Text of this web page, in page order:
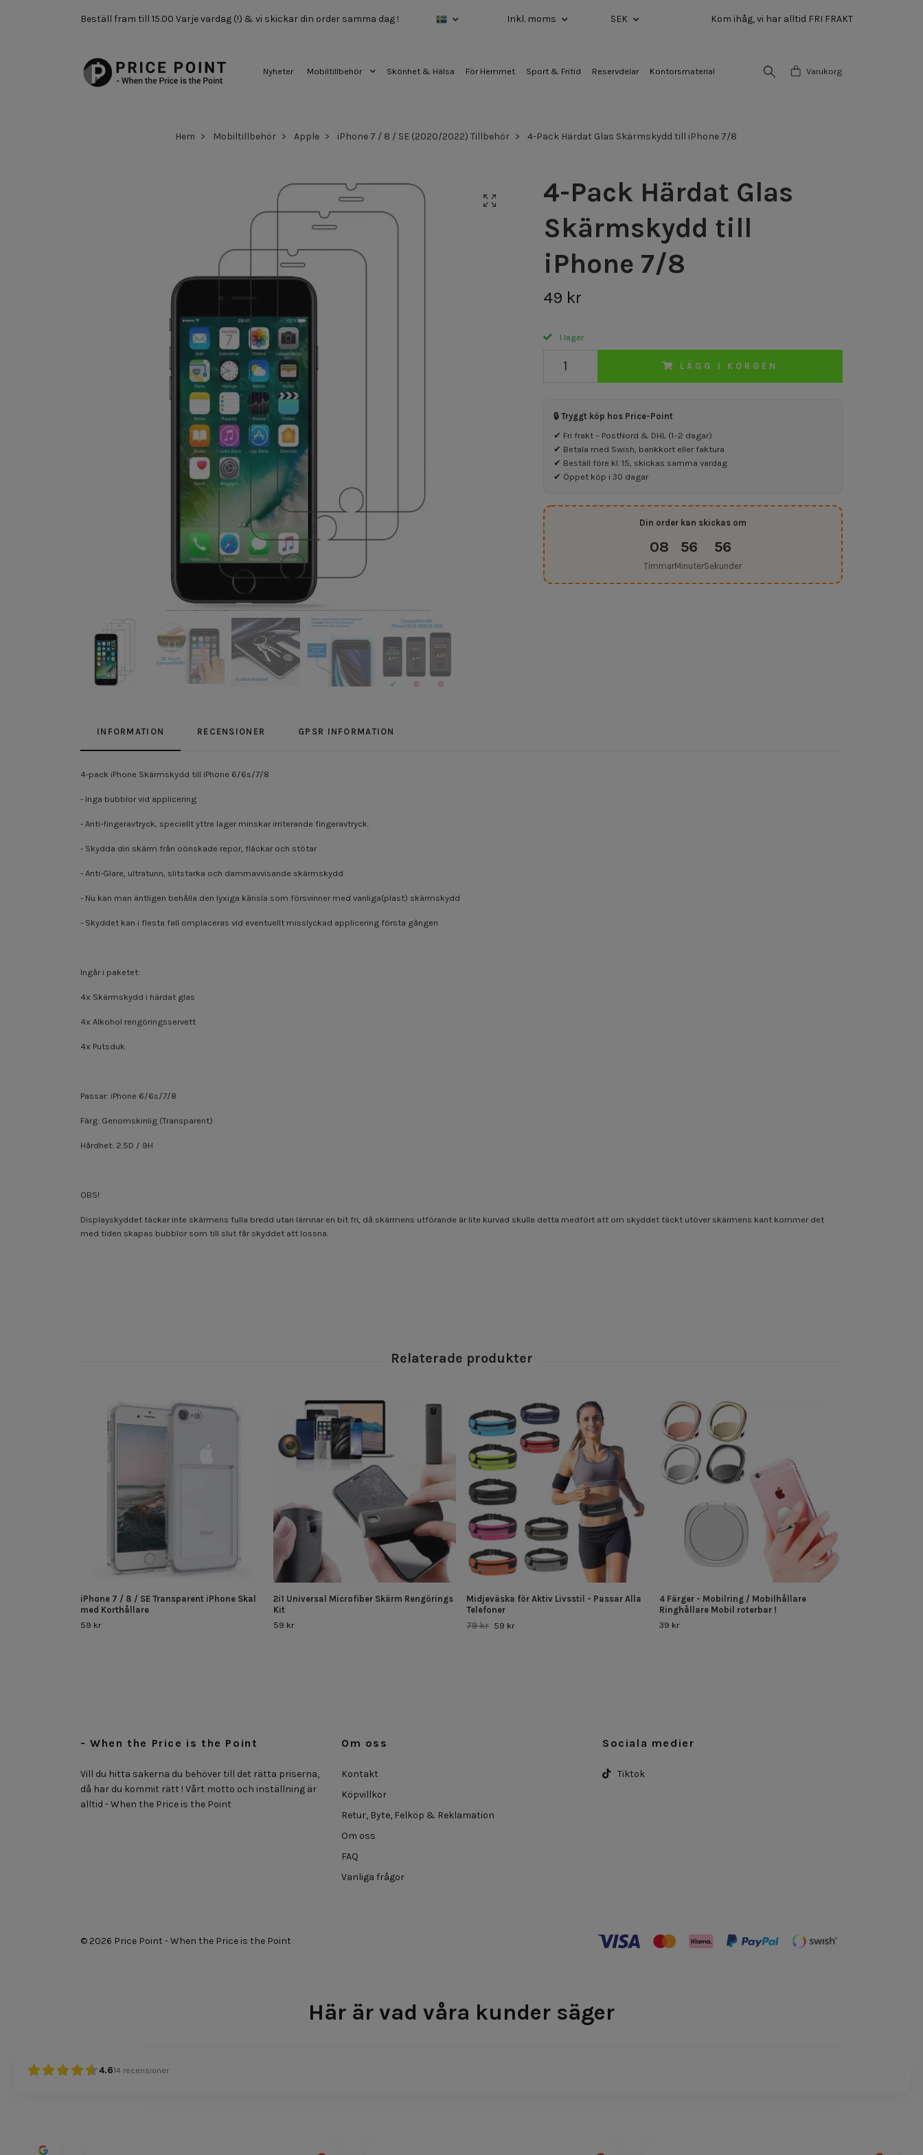
Beställ fram till 15.00 Varje vardag (!) & vi skickar din order samma dag ! Inkl. moms SEK Kom ihåg, vi har alltid FRI FRAKT
Nyheter Mobiltillbehör Skönhet & Hälsa För Hemmet Sport & Fritid Reservdelar Kontorsmaterial Varukorg
Hem Mobiltillbehör Apple iPhone 7 / 8 / SE (2020/2022) Tillbehör 4-Pack Härdat Glas Skärmskydd till iPhone 7/8
4-Pack Härdat Glas
Skärmskydd till
iPhone 7/8
49 kr
I lager
LÄGG I KORGEN
🔒 Tryggt köp hos Price-Point
✔ Fri frakt – PostNord & DHL (1–2 dagar)
✔ Betala med Swish, bankkort eller faktura
✔ Beställ före kl. 15, skickas samma vardag
✔ Öppet köp i 30 dagar
Din order kan skickas om
08
Timmar
56
Minuter
56
Sekunder
INFORMATION RECENSIONER GPSR INFORMATION
4-pack iPhone Skärmskydd till iPhone 6/6s/7/8
- Inga bubblor vid applicering
- Anti-fingeravtryck, speciellt yttre lager minskar irriterande fingeravtryck.
- Skydda din skärm från oönskade repor, fläckar och stötar
- Anti-Glare, ultratunn, slitstarka och dammavvisande skärmskydd
- Nu kan man äntligen behålla den lyxiga känsla som försvinner med vanliga(plast) skärmskydd
- Skyddet kan i flesta fall omplaceras vid eventuellt misslyckad applicering första gången
Ingår i paketet:
4x Skärmskydd i härdat glas
4x Alkohol rengöringsservett
4x Putsduk
Passar: iPhone 6/6s/7/8
Färg: Genomskinlig (Transparent)
Hårdhet: 2.5D / 9H
OBS!
Displayskyddet täcker inte skärmens fulla bredd utan lämnar en bit fri, då skärmens utförande är lite kurvad skulle detta medfört att om skyddet täckt utöver skärmens kant kommer det
med tiden skapas bubblor som till slut får skyddet att lossna.
iPhone 7 / 8 / SE Transparent iPhone Skal
med Korthållare
59 kr
2i1 Universal Microfiber Skärm Rengörings
Kit
59 kr
Midjeväska för Aktiv Livsstil - Passar Alla
Telefoner
79 kr 59 kr
4 Färger - Mobilring / Mobilhållare
Ringhållare Mobil roterbar !
39 kr
- When the Price is the Point
Vill du hitta sakerna du behöver till det rätta priserna,
då har du kommit rätt ! Vårt motto och inställning är
alltid - When the Price is the Point
Om oss
Kontakt
Köpvillkor
Retur, Byte, Felköp & Reklamation
Om oss
FAQ
Vanliga frågor
Sociala medier
Tiktok
© 2026 Price Point - When the Price is the Point
Här är vad våra kunder säger
4.614 recensioner